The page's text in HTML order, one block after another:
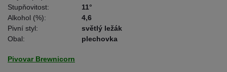
Stupňovitost:
11°
Alkohol (%):
4,6
Pivní styl:
světlý ležák
Obal:
plechovka
Pivovar Brewnicorn